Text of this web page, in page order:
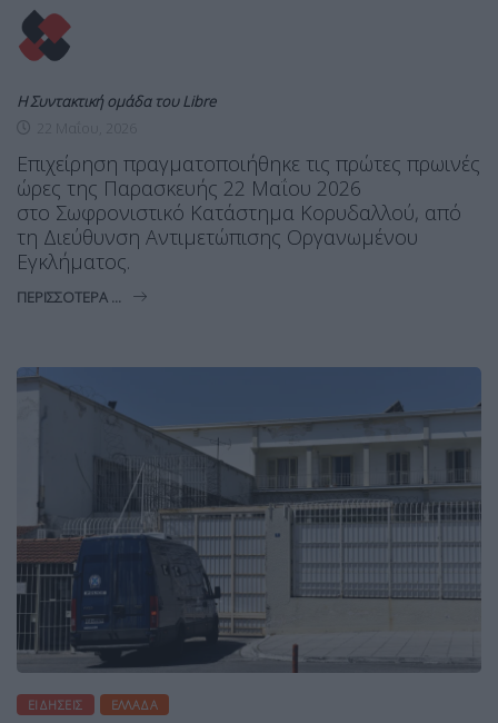
Η Συντακτική ομάδα του Libre
Επιχείρηση πραγματοποιήθηκε τις πρώτες πρωινές
ώρες της Παρασκευής 22 Μαΐου 2026
στο Σωφρονιστικό Κατάστημα Κορυδαλλού, από
τη Διεύθυνση Αντιμετώπισης Οργανωμένου
Εγκλήματος.
ΠΕΡΙΣΣΌΤΕΡΑ ...
ΕΙΔΉΣΕΙΣ ΕΛΛΆΔΑ